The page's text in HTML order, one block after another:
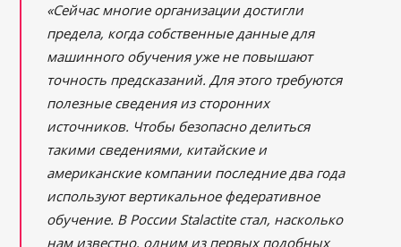
«Сейчас многие организации достигли
предела, когда собственные данные для
машинного обучения уже не повышают
точность предсказаний. Для этого требуются
полезные сведения из сторонних
источников. Чтобы безопасно делиться
такими сведениями, китайские и
американские компании последние два года
используют вертикальное федеративное
обучение. В России Stalactite стал, насколько
нам известно, одним из первых подобных